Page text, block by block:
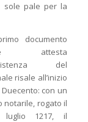
sole pale per la
documento
attesta
del
risale all’inizio
con un
notarile, rogato il
luglio 1217, il